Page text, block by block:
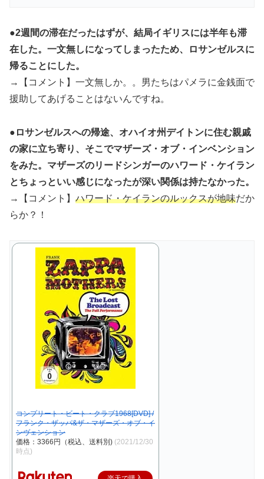
●2週間の滞在だったはずが、結局イギリスには半年も滞
在した。一文無しになってしまったため、ロサンゼルスに
帰ることにした。
→【コメント】一文無しか。。男たちはパメラに金銭面で
援助してあげることはないんですね。
●ロサンゼルスへの帰途、オハイオ州デイトンに住む親戚
の家に立ち寄り、そこでマザーズ・オブ・インベンション
をみた。マザーズのリードシンガーのハワード・ケイラン
とちょっといい感じになったが深い関係は持たなかった。
→【コメント】 ハワード・ケイランのルックスが地味だか
らか？！
コンプリート・ビート・クラブ1968[DVD] /
フランク・ザッパ&ザ・マザーズ・オブ・イ
ンヴェンション
価格：3366円（税込、送料別) (2021/12/30
時点)